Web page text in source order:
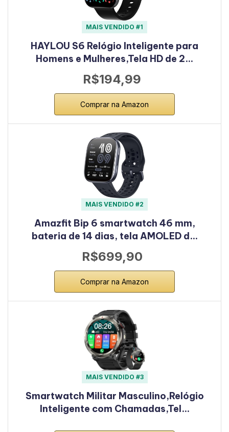
MAIS VENDIDO #1
HAYLOU S6 Relógio Inteligente para
Homens e Mulheres,Tela HD de 2…
R$194,99
Comprar na Amazon
MAIS VENDIDO #2
Amazfit Bip 6 smartwatch 46 mm,
bateria de 14 dias, tela AMOLED d…
R$699,90
Comprar na Amazon
MAIS VENDIDO #3
Smartwatch Militar Masculino,Relógio
Inteligente com Chamadas,Tel…